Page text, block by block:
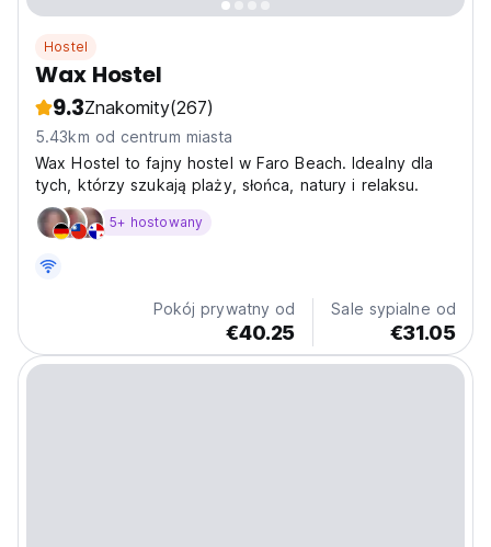
Hostel
Wax Hostel
9.3Znakomity(267)
5.43km od centrum miasta
Wax Hostel to fajny hostel w Faro Beach. Idealny dla
tych, którzy szukają plaży, słońca, natury i relaksu.
5+ hostowany
Pokój prywatny od
€40.25
Sale sypialne od
€31.05